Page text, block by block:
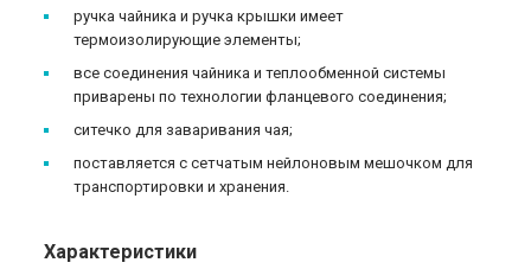
ручка чайника и ручка крышки имеет
термоизолирующие элементы;
все соединения чайника и теплообменной системы
приварены по технологии фланцевого соединения;
ситечко для заваривания чая;
поставляется с сетчатым нейлоновым мешочком для
транспортировки и хранения.
Характеристики